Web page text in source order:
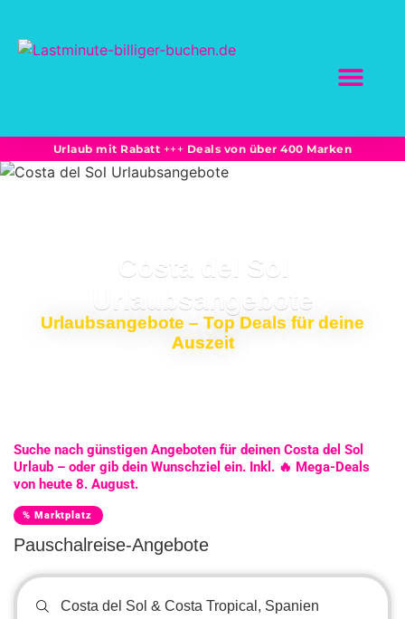
Urlaub mit Rabatt +++ Deals von über 400 Marken
Costa del Sol
Urlaubsangebote
Urlaubsangebote – Top Deals für deine
Auszeit
Suche nach günstigen Angeboten für deinen Costa del Sol
Urlaub – oder gib dein Wunschziel ein. Inkl. 🔥 Mega-Deals
von heute 8. August.
% Marktplatz